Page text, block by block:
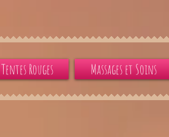
Tentes Rouges Massages et Soins